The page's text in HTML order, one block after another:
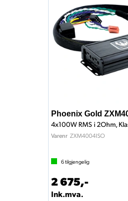
Phoenix Gold
Varenr ZXM4004ISO
6tilgjengelig
2 675,-
Ink.mva.